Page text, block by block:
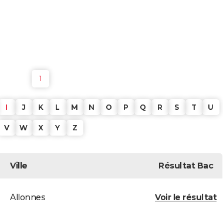
1
I J K L M N O P Q R S T U
V W X Y Z
Ville RésultatBac
Allonnes Voir le résultat